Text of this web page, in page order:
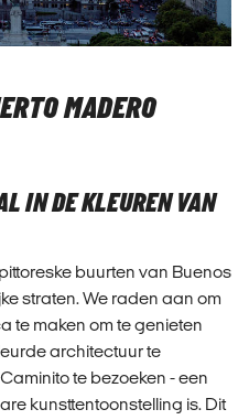
MADERO
IN DE KLEUREN VAN
buurten van Buenos
straten. We raden aan om
te maken om te genieten
architectuur te
te bezoeken - een
kunsttentoonstelling is. Dit